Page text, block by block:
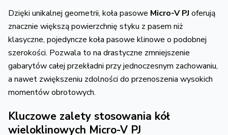
Dzięki unikalnej geometrii, koła pasowe Micro-V PJ oferują
znacznie większą powierzchnię styku z pasem niż
klasyczne, pojedyncze koła pasowe klinowe o podobnej
szerokości. Pozwala to na drastyczne zmniejszenie
gabarytów całej przekładni przy jednoczesnym zachowaniu,
a nawet zwiększeniu zdolności do przenoszenia wysokich
momentów obrotowych.
Kluczowe zalety stosowania kół
wieloklinowych Micro-V PJ